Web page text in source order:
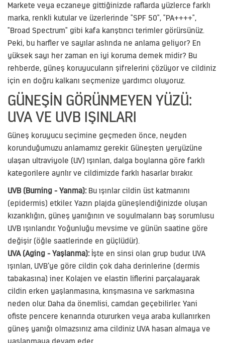
Markete veya eczaneye gittiğinizde raflarda yüzlerce farklı
marka, renkli kutular ve üzerlerinde "SPF 50", "PA++++",
"Broad Spectrum" gibi kafa karıştırıcı terimler görürsünüz.
Peki, bu harfler ve sayılar aslında ne anlama geliyor? En
yüksek sayı her zaman en iyi koruma demek midir? Bu
rehberde, güneş koruyucuların şifrelerini çözüyor ve cildiniz
için en doğru kalkanı seçmenize yardımcı oluyoruz.
GÜNEŞIN GÖRÜNMEYEN YÜZÜ:
UVA VE UVB IŞINLARI
Güneş koruyucu seçimine geçmeden önce, neyden
korunduğumuzu anlamamız gerekir. Güneşten yeryüzüne
ulaşan ultraviyole (UV) ışınları, dalga boylarına göre farklı
kategorilere ayrılır ve cildimizde farklı hasarlar bırakır.
UVB (Burning - Yanma):Bu ışınlar cildin üst katmanını
(epidermis) etkiler. Yazın plajda güneşlendiğinizde oluşan
kızarıklığın, güneş yanığının ve soyulmaların baş sorumlusu
UVB ışınlarıdır. Yoğunluğu mevsime ve günün saatine göre
değişir (öğle saatlerinde en güçlüdür).
UVA (Aging - Yaşlanma):İşte en sinsi olan grup budur. UVA
ışınları, UVB’ye göre cildin çok daha derinlerine (dermis
tabakasına) iner. Kolajen ve elastin liflerini parçalayarak
cildin erken yaşlanmasına, kırışmasına ve sarkmasına
neden olur. Daha da önemlisi, camdan geçebilirler. Yani
ofiste pencere kenarında otururken veya araba kullanırken
güneş yanığı olmazsınız ama cildiniz UVA hasarı almaya ve